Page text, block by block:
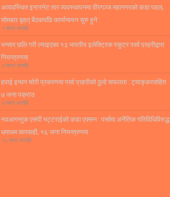
अव्यवस्थित इन्टरनेट तार व्यवस्थापनमा वीरगञ्ज महानगरको कडा पहल,
सोमबार बृहत् बैठकपछि कार्यान्वयन सुरु हुने
१ घण्टा अगाडि
भन्सार छलि गरी ल्याइएका १३ भारतीय इलेक्ट्रिक स्कुटर पर्सा प्रहरीद्वारा
नियन्त्रणमा
४ घण्टा अगाडि
हवाई इन्धन चोरी प्रकरणमा पर्सा प्रहरीको ठूलो सफलता : ट्याङ्करसहित
७ जना पक्राउ
४ घण्टा अगाडि
नवआगन्तुक एसपी भट्टराईको कडा एक्सन : पर्सामा अनैतिक गतिविधिविरुद्ध
धमाधम कारबाही, १६ जना नियन्त्रणमा
१८ घण्टा अगाडि